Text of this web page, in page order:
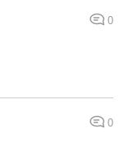
0
0